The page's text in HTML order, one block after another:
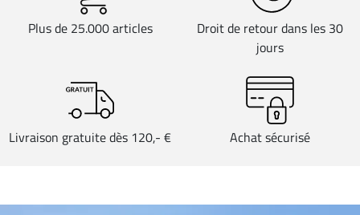
Plus de 25.000 articles
Droit de retour dans les 30
jours
Livraison gratuite dès 120,- € Achat sécurisé